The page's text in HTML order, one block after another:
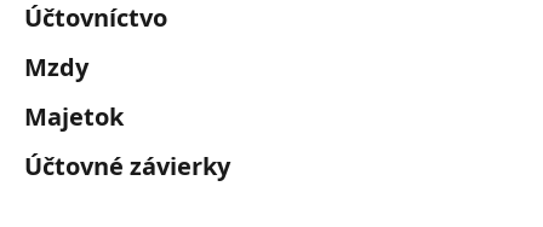
Účtovníctvo
Mzdy
Majetok
Účtovné závierky